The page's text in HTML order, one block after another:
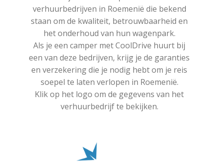
verhuurbedrijven in Roemenië die bekend
staan om de kwaliteit, betrouwbaarheid en
het onderhoud van hun wagenpark.
Als je een camper met CoolDrive huurt bij
een van deze bedrijven, krijg je de garanties
en verzekering die je nodig hebt om je reis
soepel te laten verlopen in Roemenië.
Klik op het logo om de gegevens van het
verhuurbedrijf te bekijken.